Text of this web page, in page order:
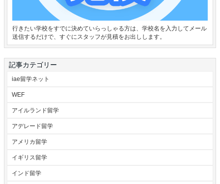
行きたい学校をすでに決めていらっしゃる方は、学校名を入力してメール
送信するだけで、すぐにスタッフが見積をお出しします。
記事カテゴリー
iae留学ネット
WEF
アイルランド留学
アデレード留学
アメリカ留学
イギリス留学
インド留学